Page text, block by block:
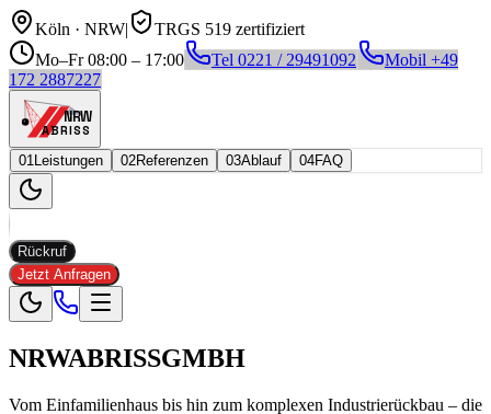
Köln · NRW|
TRGS 519 zertifiziert
Mo–Fr 08:00 – 17:00
Tel 0221 / 29491092 Mobil +49
172 2887227
NRW
ABRISS
01Leistungen 02Referenzen 03Ablauf 04FAQ
Rückruf
Jetzt Anfragen
NRWABRISSGMBH
Vom Einfamilienhaus bis hin zum komplexen Industrierückbau – die